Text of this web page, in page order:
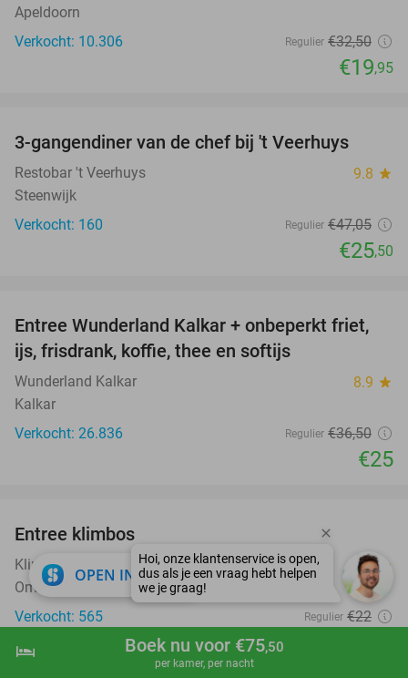
shopping_cart Boek nu
hotel Boek nu voor €75,50
per kamer, per nacht
Apeldoorn
Verkocht: 10.306
Regulier €32,50
€19,95
3-gangendiner van de chef bij 't Veerhuys
Restobar 't Veerhuys 9.8 star
Steenwijk
Verkocht: 160
Regulier €47,05
€25,50
32%
Entree Wunderland Kalkar + onbeperkt friet,
ijs, frisdrank, koffie, thee en softijs
Wunderland Kalkar 8.9 star
Kalkar
Verkocht: 26.836
Regulier €36,50
€25
Entree klimbos
Klimbos NuNature in Ommen 9.6star
Ommen
Verkocht: 565
Regulier €22
OPEN IN APP close